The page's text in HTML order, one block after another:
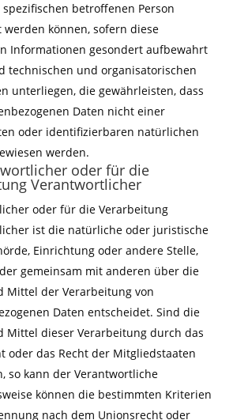
betroffenen Person
werden können, sofern diese
Informationen gesondert aufbewahrt
technischen und organisatorischen
unterliegen, die gewährleisten, dass
Daten nicht einer
oder identifizierbaren natürlichen
werden.
oder für die
Verantwortlicher
oder für die Verarbeitung
ist die natürliche oder juristische
Einrichtung oder andere Stelle,
gemeinsam mit anderen über die
Mittel der Verarbeitung von
Daten entscheidet. Sind die
Mittel dieser Verarbeitung durch das
oder das Recht der Mitgliedstaaten
so kann der Verantwortliche
können die bestimmten Kriterien
nach dem Unionsrecht oder